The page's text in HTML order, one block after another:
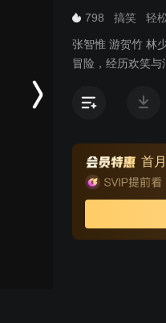
798 搞笑 轻
张智惟 游贺竹 林
冒险，经历欢笑与
首